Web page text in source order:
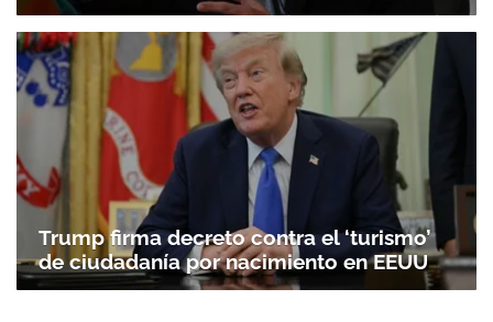
Trump firma decreto contra el ‘turismo’
de ciudadanía por nacimiento en EEUU